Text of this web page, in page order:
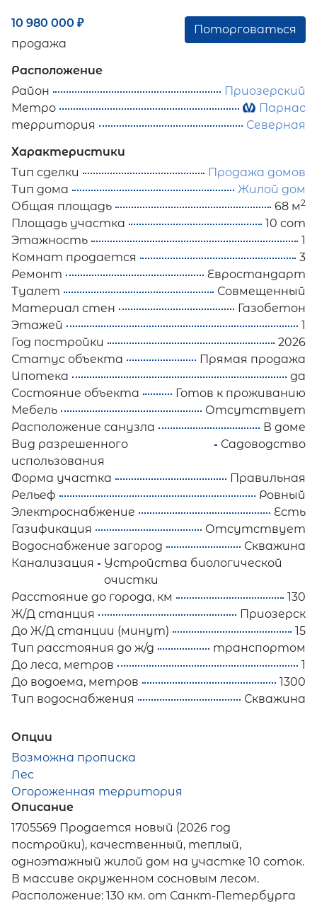
10 980 000 ₽
продажа
Поторговаться
Расположение
Район
Приозерский
Метро
Парнас
территория
Северная
Характеристики
Тип сделки
Продажа домов
Тип дома
Жилой дом
Общая площадь
68 м2
Площадь участка
10 сот
Этажность
1
Комнат продается
3
Ремонт
Евростандарт
Туалет
Совмещенный
Материал стен
Газобетон
Этажей
1
Год постройки
2026
Статус объекта
Прямая продажа
Ипотека
да
Состояние объекта
Готов к проживанию
Мебель
Отсутствует
Расположение санузла
В доме
Вид разрешенного
использования
Садоводство
Форма участка
Правильная
Рельеф
Ровный
Электроснабжение
Есть
Газификация
Отсутствует
Водоснабжение загород
Скважина
Канализация
Устройства биологической
очистки
Расстояние до города, км
130
Ж/Д станция
Приозерск
До Ж/Д станции (минут)
15
Тип расстояния до ж/д
транспортом
До леса, метров
1
До водоема, метров
1300
Тип водоснабжения
Скважина
Опции
Возможна прописка
Лес
Огороженная территория
Описание
1705569 Продается новый (2026 год
постройки), качественный, теплый,
одноэтажный жилой дом на участке 10 соток.
В массиве окруженном сосновым лесом.
Расположение: 130 км. от Санкт-Петербурга